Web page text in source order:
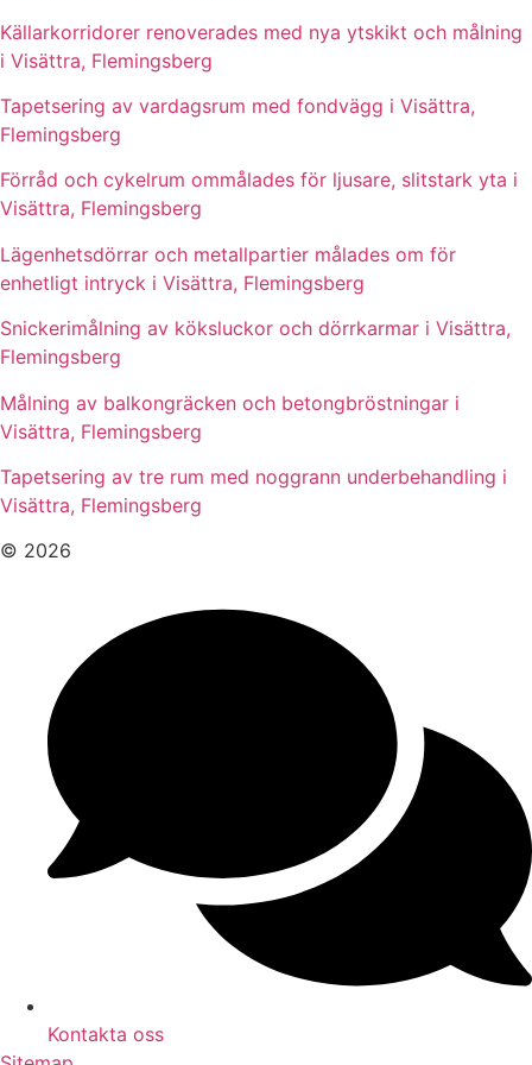
Källarkorridorer renoverades med nya ytskikt och målning
i Visättra, Flemingsberg
Tapetsering av vardagsrum med fondvägg i Visättra,
Flemingsberg
Förråd och cykelrum ommålades för ljusare, slitstark yta i
Visättra, Flemingsberg
Lägenhetsdörrar och metallpartier målades om för
enhetligt intryck i Visättra, Flemingsberg
Snickerimålning av köksluckor och dörrkarmar i Visättra,
Flemingsberg
Målning av balkongräcken och betongbröstningar i
Visättra, Flemingsberg
Tapetsering av tre rum med noggrann underbehandling i
Visättra, Flemingsberg
© 2026
Kontakta oss